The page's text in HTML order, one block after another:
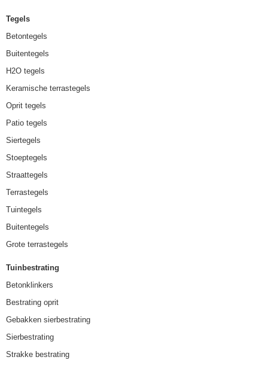
Tegels
Betontegels
Buitentegels
H2O tegels
Keramische terrastegels
Oprit tegels
Patio tegels
Siertegels
Stoeptegels
Straattegels
Terrastegels
Tuintegels
Buitentegels
Grote terrastegels
Tuinbestrating
Betonklinkers
Bestrating oprit
Gebakken sierbestrating
Sierbestrating
Strakke bestrating